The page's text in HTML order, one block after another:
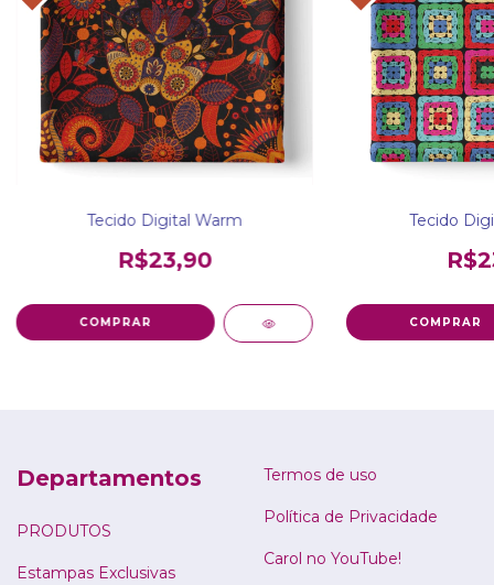
Tecido Digital Warm
R$23,90
Tecido
Departamentos
PRODUTOS
Estampas Exclusivas
Termos de uso
Política de Privacidade
Carol no YouTube!